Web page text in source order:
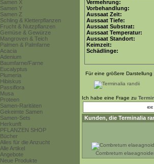
Samen X
Samen Y
Samen Z
Schling & Kletterpflanzen
Frucht & Nutzpflanzen
Gemüse & Gewürze
Mangroven & Teich
Palmen & Palmfarne
Acacia
Adenium
Baumfarne/Farne
Eucalyptus
Plumeria
Hibiskus
Passiflora
Musa
Proteen
Samen-Raritäten
Gekeimte Samen
Samen-Sets
Herkunft
PFLANZEN SHOP
Bücher
Alles für die Anzucht
Alle Artikel
Angebote
Neue Produkte
Vermehrung:
Vorbehandlung:
Aussaat Zeit:
Aussaat Tiefe:
Aussaat Substrat:
Aussaat Temperatur:
Aussaat Standort:
Keimzeit:
Schädlinge:
Für eine größere Darstellung
Ich habe eine Frage zu
««
Kunden, die Terminalia
Combretum